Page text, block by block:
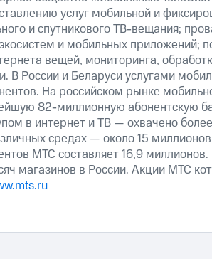
услуг мобильной и
и спутникового ТВ-вещания;
и мобильных приложений;
вещей, мониторинга,
В России и Беларуси услугами
На российском рынке
82-миллионную абонентскую
в интернет и ТВ — охвачено
средах — около 15
МТС составляет 16,9
магазинов в России. Акции МТС